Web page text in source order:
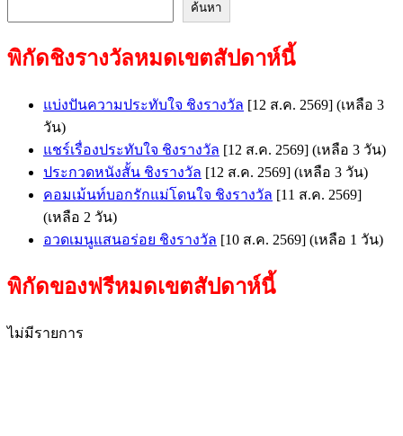
ค้นหา
พิกัดชิงรางวัลหมดเขตสัปดาห์นี้
แบ่งปันความประทับใจ ชิงรางวัล [12 ส.ค. 2569] (เหลือ 3
วัน)
แชร์เรื่องประทับใจ ชิงรางวัล [12 ส.ค. 2569] (เหลือ 3 วัน)
ประกวดหนังสั้น ชิงรางวัล [12 ส.ค. 2569] (เหลือ 3 วัน)
คอมเม้นท์บอกรักแม่โดนใจ ชิงรางวัล [11 ส.ค. 2569]
(เหลือ 2 วัน)
อวดเมนูแสนอร่อย ชิงรางวัล [10 ส.ค. 2569] (เหลือ 1 วัน)
พิกัดของฟรีหมดเขตสัปดาห์นี้
ไม่มีรายการ